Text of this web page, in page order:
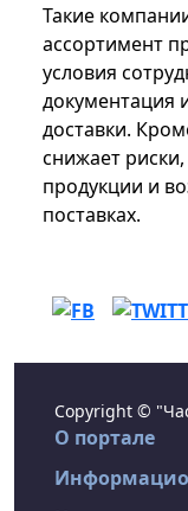
Такие
ассортимент
условия
документация
доставки.
снижает
продукции и
поставках.​
Copyright ©
О портале